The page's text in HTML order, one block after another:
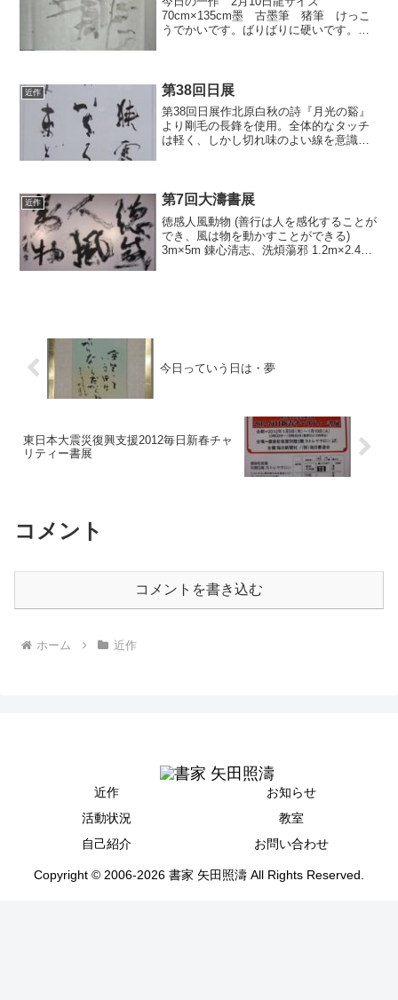
70cm×135cm墨 古墨筆 猪筆 けっこ
うでかいです。ばりばりに硬いです。
してます。わりと速く運筆...
近作 第38回日展
第38回日展作北原白秋の詩『月光の谿』
より剛毛の長鋒を使用。全体的なタッチ
は軽く、しかし切れ味のよい線を意識し
近作 第7回大濤書展
徳感人風動物 (善行は人を感化することが
でき、風は物を動かすことができる)
3m×5m 錬心清志、洗煩蕩邪 1.2m×2.4m
今日っていう日は・夢
東日本大震災復興支援2012毎日新春チャ
リティー書展
コメント
コメントを書き込む
ホーム 近作
近作
お知らせ
活動状況
教室
自己紹介
お問い合わせ
Copyright © 2006-2026 書家 矢田照濤 All Rights Reserved.